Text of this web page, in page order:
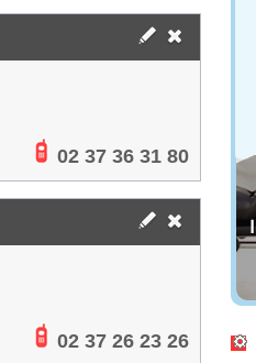
02 37 36 31 80
02 37 26 23 26